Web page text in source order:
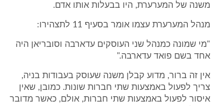
משנה של המערערת, היו בבעלות אותו אדם.
מנהל המערערת עצמו אומר בסעיף 11 לתצהירו:
"מי שמונה כמנהל שני העוסקים עדארבה וסובריאן היה
אחד בשם פואד עדארבה."
אין זה ברור, מדוע קבלן משנה שעוסק בעבודות בניה,
צריך לפעול באמצעות שתי חברות שונות. כמובן, שאין
איסור לפעול באמצעות שתי חברות, אולם, כאשר מדובר